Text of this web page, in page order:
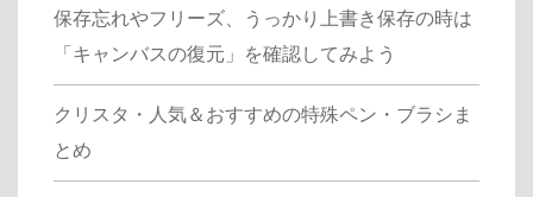
保存忘れやフリーズ、うっかり上書き保存の時は
「キャンバスの復元」を確認してみよう
クリスタ・人気＆おすすめの特殊ペン・ブラシま
とめ